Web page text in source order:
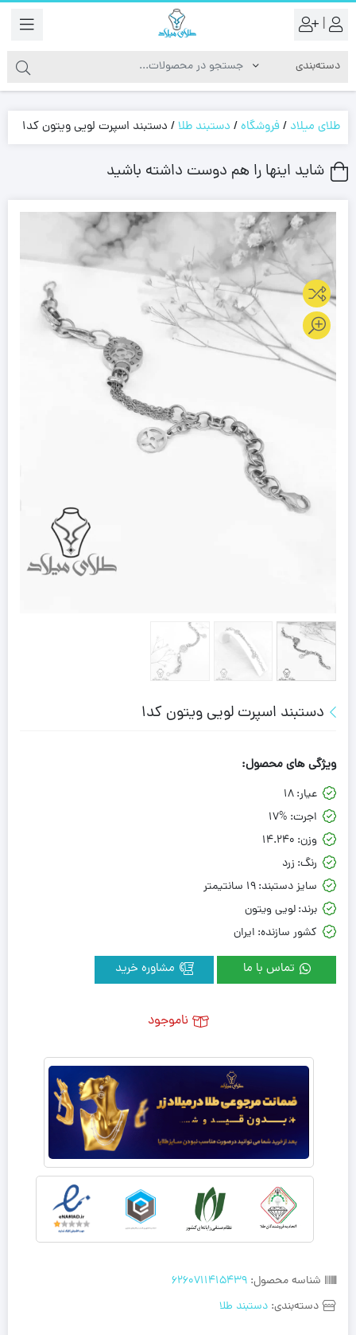
|
طلای میلاد /فروشگاه/ دستبند طلا/ دستبند اسپرت لویی ویتون کد1
شاید اینها را هم دوست داشته باشید
دستبند اسپرت لویی ویتون کد1
شناسه محصول: 6260711415439
دسته‌بندی: دستبند طلا
ویژگی های محصول:
عیار:18
اجرت: 17%
وزن: 14.240
رنگ: زرد
سایز دستبند:19 سانتیمتر
برند:لویی ویتون
کشور سازنده: ایران
تماس با ما
ناموجود